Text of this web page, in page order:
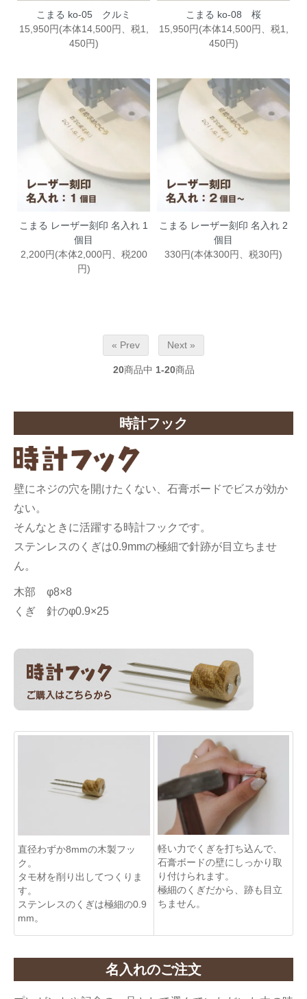
こまる ko-05 クルミ
15,950円(本体14,500円、税1,
450円)
こまる ko-08 桜
15,950円(本体14,500円、税1,
450円)
こまる レーザー刻印 名入れ 1
個目
2,200円(本体2,000円、税200
円)
こまる レーザー刻印 名入れ 2
個目
330円(本体300円、税30円)
« Prev Next »
20商品中 1-20商品
時計フック
壁にネジの穴を開けたくない、石膏ボードでビスが効か
ない。
そんなときに活躍する時計フックです。
ステンレスのくぎは0.9mmの極細で針跡が目立ちませ
ん。
木部 φ8×8
くぎ 針のφ0.9×25
直径わずか8mmの木製フッ
ク。
タモ材を削り出してつくりま
す。
ステンレスのくぎは極細の0.9
mm。
軽い力でくぎを打ち込んで、
石膏ボードの壁にしっかり取
り付けられます。
極細のくぎだから、跡も目立
ちません。
名入れのご注文